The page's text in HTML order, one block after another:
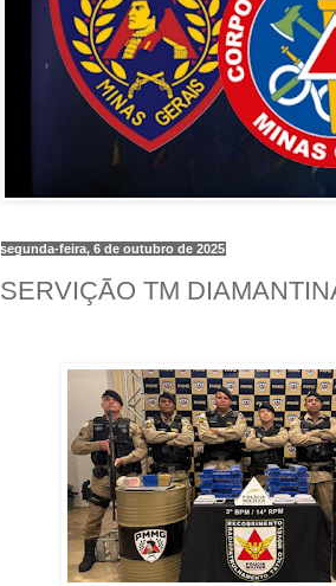
segunda-feira, 6 de outubro de 2025
SERVIÇÃO TM